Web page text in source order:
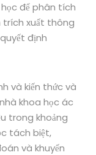
để phân tích
trích xuất thông
định
và kiến thức và
khoa học ác
trong khoảng
tách biệt,
và khuyến